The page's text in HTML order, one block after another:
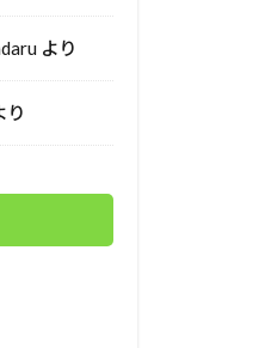
より
り